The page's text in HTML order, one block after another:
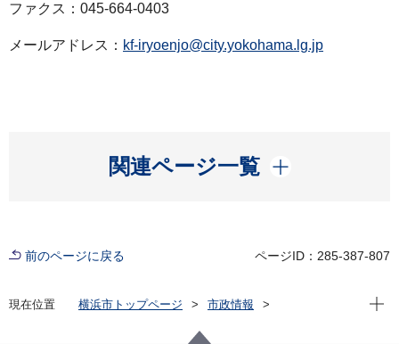
ファクス：045-664-0403
メールアドレス： kf-iryoenjo@city.yokohama.lg.jp
関連ページ一覧
開く
前のページに戻る ページID：285-387-807
現在位置 横浜市トップページ
市政情報
現在